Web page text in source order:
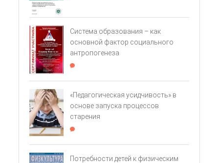
Система образования – как
основной фактор социального
антропогенеза
«Педагогическая усидчивость» в
основе запуска процессов
старения
Потребности детей к физическим